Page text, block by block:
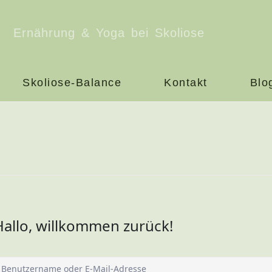
Ernährung & Yoga bei Skoliose
Skoliose-Balance Kontakt
willkommen zurück!